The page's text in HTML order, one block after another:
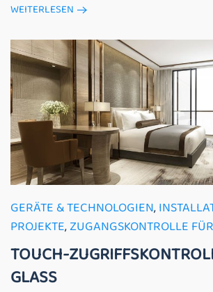
WEITERLESEN
GERÄTE & TECHNOLOGIEN,
PROJEKTE,ZUGANGSKONTROLLE
TOUCH-
GLASS